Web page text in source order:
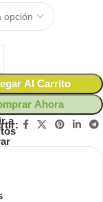
Al Carrito
Ahora
a